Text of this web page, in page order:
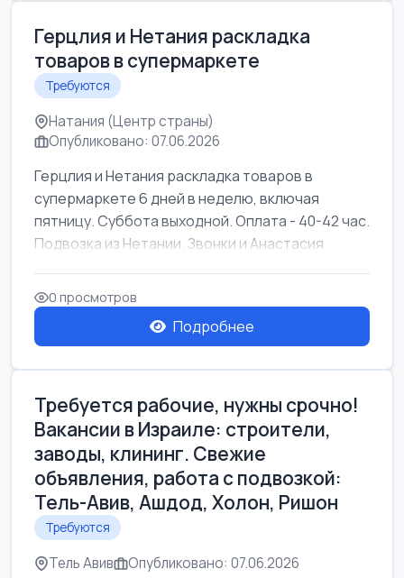
Герцлия и Нетания раскладка
товаров в супермаркете
Требуются
Натания (Центр страны)
Опубликовано: 07.06.2026
Герцлия и Нетания раскладка товаров в
супермаркете 6 дней в неделю, включая
пятницу. Суббота выходной. Оплата - 40-42 час.
Подвозка из Нетании. Звонки и Анастасия
0 просмотров
Подробнее
Требуется рабочие, нужны срочно!
Вакансии в Израиле: строители,
заводы, клининг. Свежие
объявления, работа с подвозкой:
Тель-Авив, Ашдод, Холон, Ришон
Требуются
Тель Авив Опубликовано: 07.06.2026